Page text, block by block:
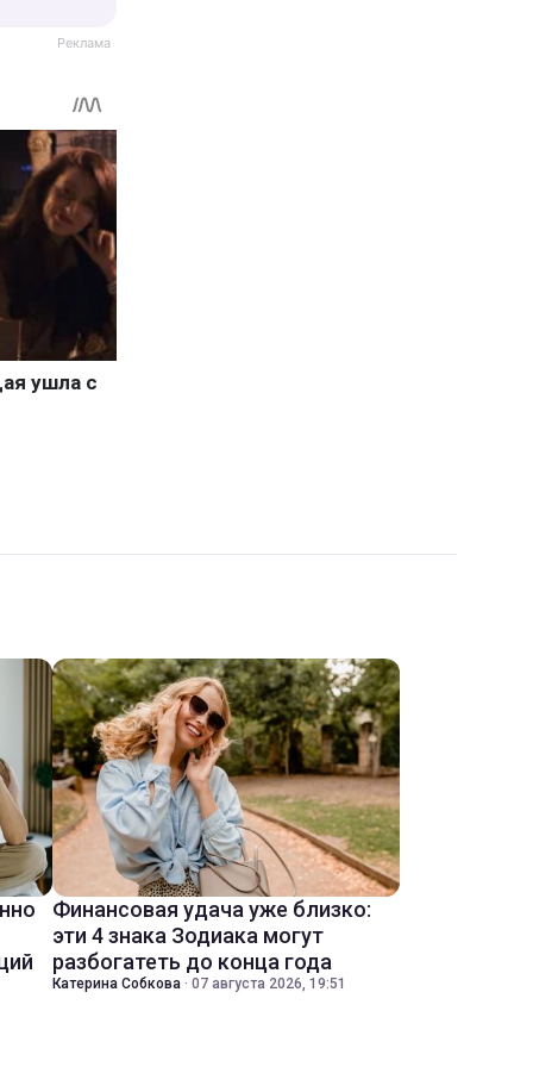
Финансовая удача уже близко:
эти 4 знака Зодиака могут
разбогатеть до конца года
Катерина Собкова · 07 августа 2026, 19:51